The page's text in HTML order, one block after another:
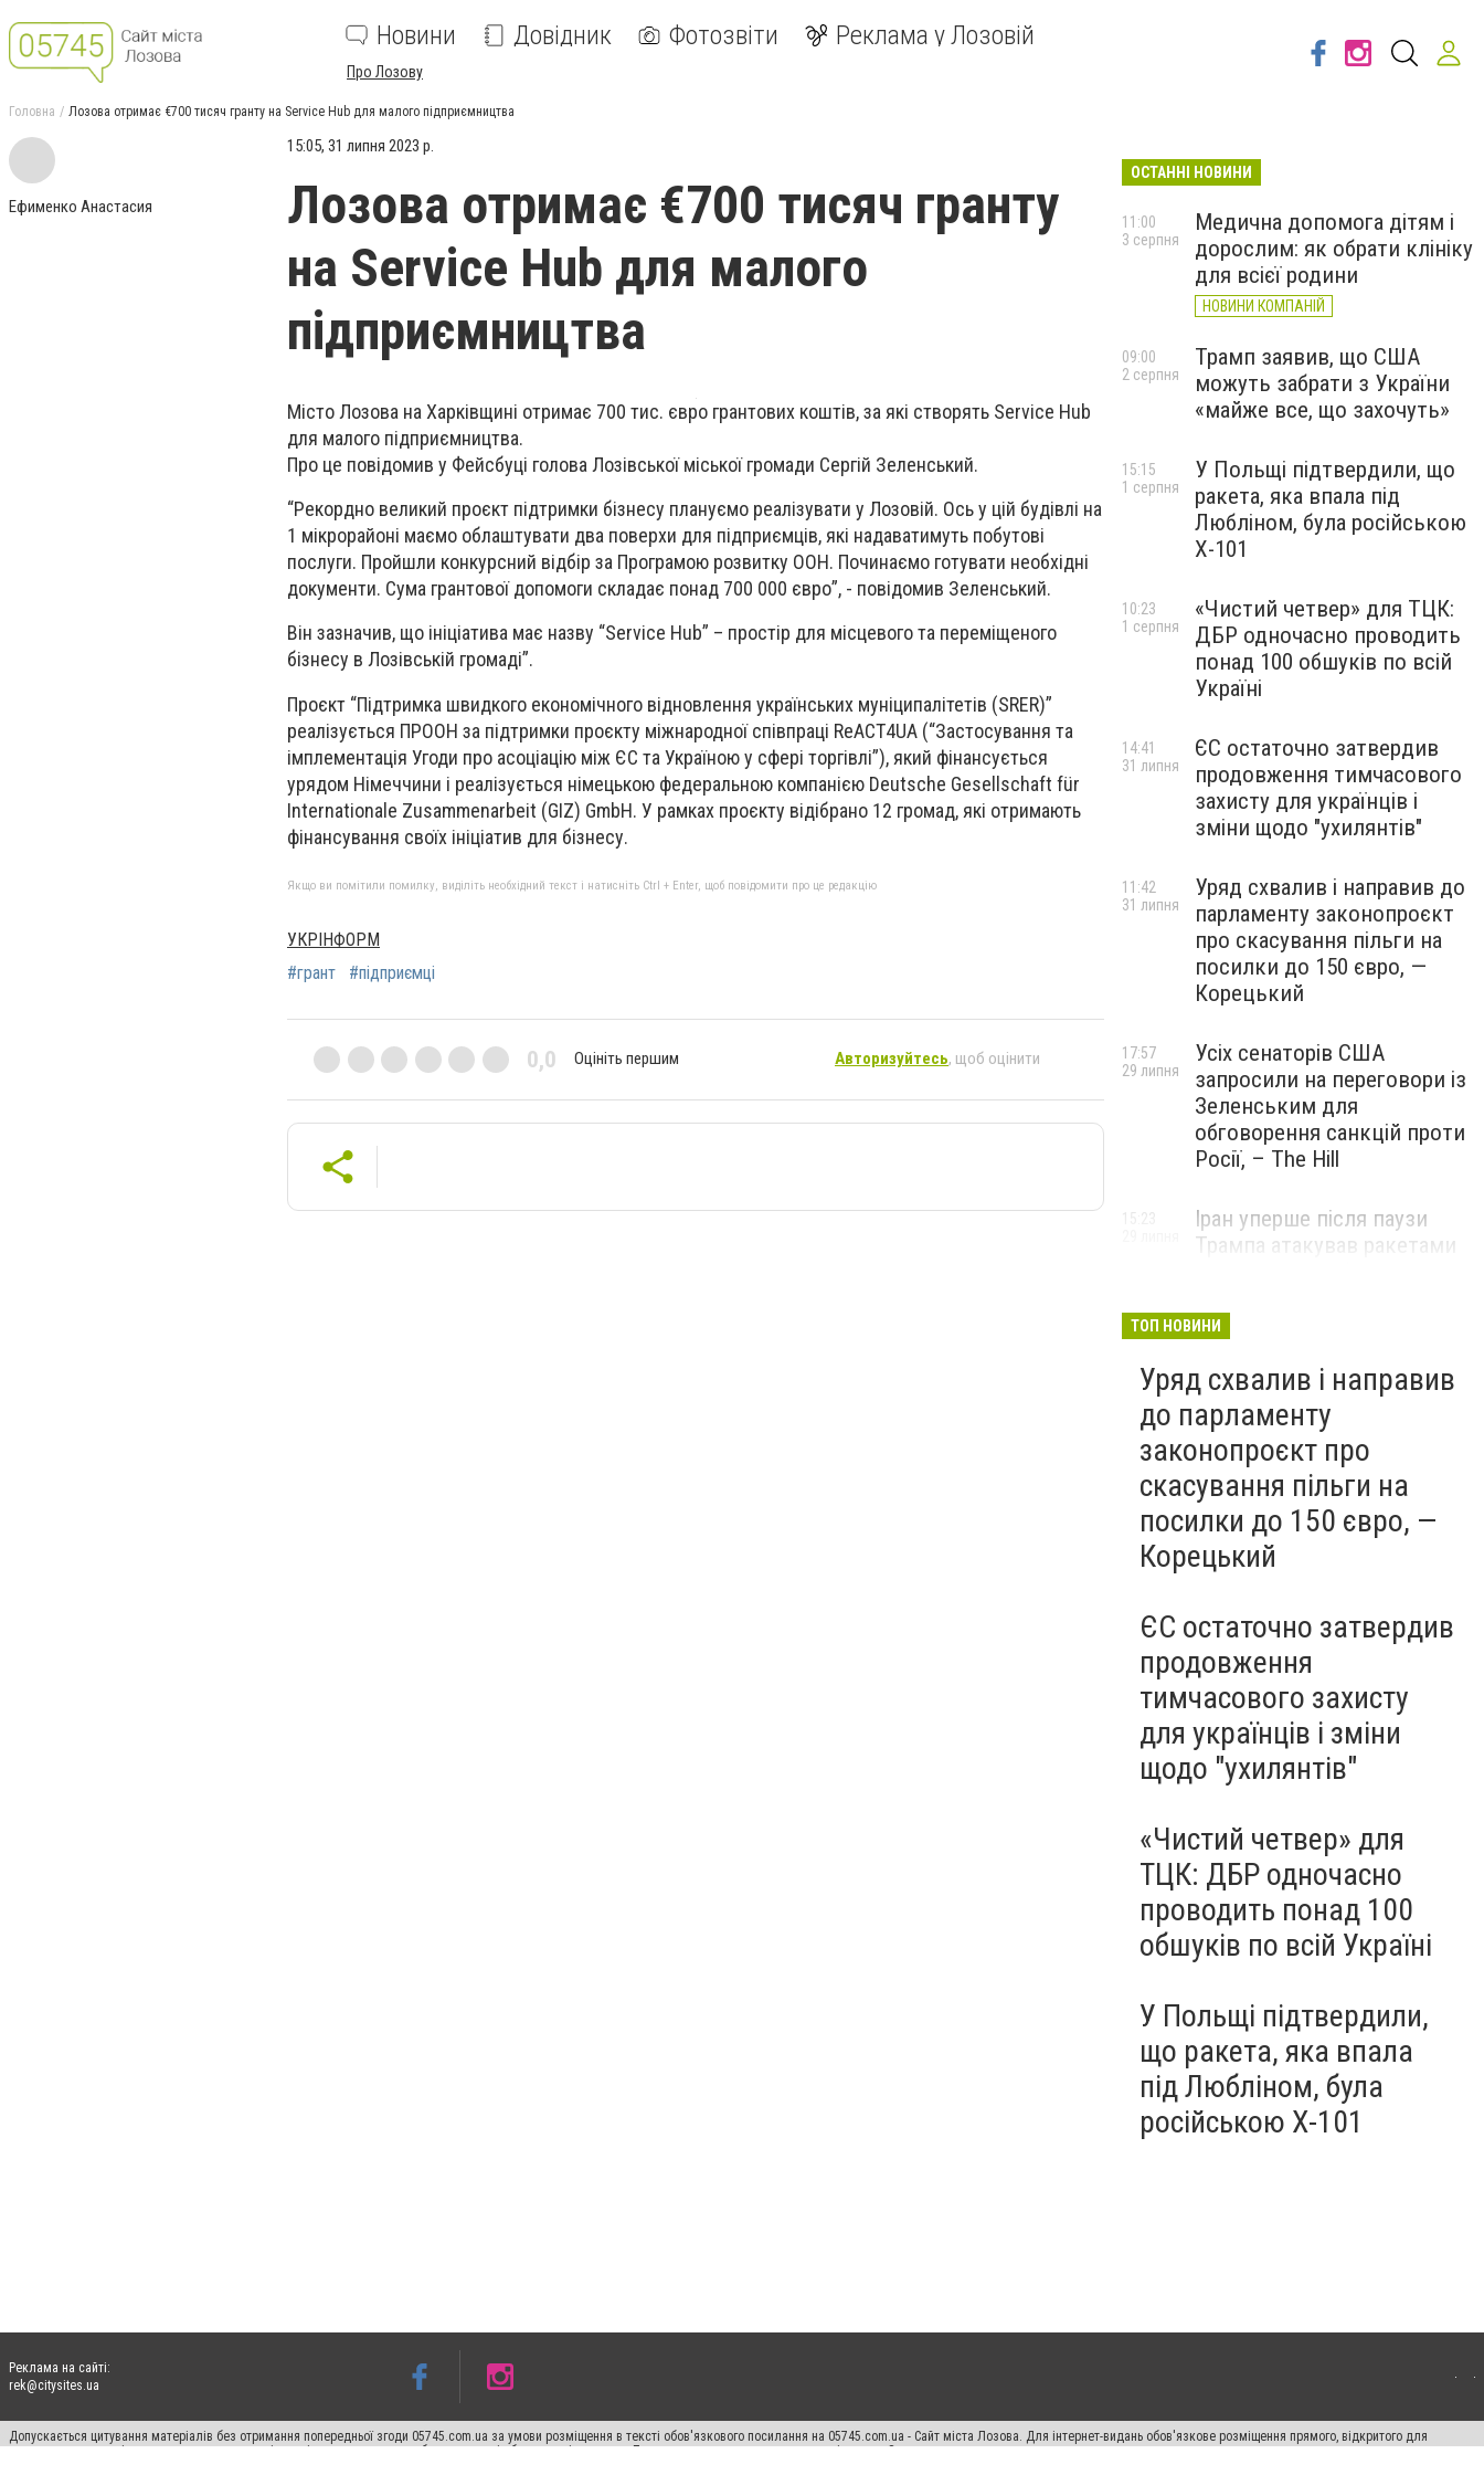
Новини Довідник Фотозвіти Реклама у Лозовій
Про Лозову
Головна Лозова отримає €700 тисяч гранту на Service Hub для малого підприємництва
Ефименко Анастасия
15:05, 31 липня 2023 р.
Лозова отримає €700 тисяч гранту
на Service Hub для малого
підприємництва
Місто Лозова на Харківщині отримає 700 тис. євро грантових коштів, за які створять Service Hub
для малого підприємництва.
Про це повідомив у Фейсбуці голова Лозівської міської громади Сергій Зеленський.
“Рекордно великий проєкт підтримки бізнесу плануємо реалізувати у Лозовій. Ось у цій будівлі на
1 мікрорайоні маємо облаштувати два поверхи для підприємців, які надаватимуть побутові
послуги. Пройшли конкурсний відбір за Програмою розвитку ООН. Починаємо готувати необхідні
документи. Сума грантової допомоги складає понад 700 000 євро”, - повідомив Зеленський.
Він зазначив, що ініціатива має назву “Service Hub” – простір для місцевого та переміщеного
бізнесу в Лозівській громаді”.
Проєкт “Підтримка швидкого економічного відновлення українських муніципалітетів (SRER)”
реалізується ПРООН за підтримки проєкту міжнародної співпраці ReACT4UA (“Застосування та
імплементація Угоди про асоціацію між ЄС та Україною у сфері торгівлі”), який фінансується
урядом Німеччини і реалізується німецькою федеральною компанією Deutsche Gesellschaft für
Internationale Zusammenarbeit (GIZ) GmbH. У рамках проєкту відібрано 12 громад, які отримають
фінансування своїх ініціатив для бізнесу.
Якщо ви помітили помилку, виділіть необхідний текст і натисніть Ctrl + Enter, щоб повідомити про це редакцію
УКРІНФОРМ
#грант
#підприємці
0,0 Оцініть першим Авторизуйтесь, щоб оцінити
ОСТАННІ НОВИНИ
Медична допомога дітям і
дорослим: як обрати клініку
для всієї родини
НОВИНИ КОМПАНІЙ
11:00
3 серпня
Трамп заявив, що США
можуть забрати з України
«майже все, що захочуть»
09:00
2 серпня
У Польщі підтвердили, що
ракета, яка впала під
Любліном, була російською
Х-101
15:15
1 серпня
«Чистий четвер» для ТЦК:
ДБР одночасно проводить
понад 100 обшуків по всій
Україні
10:23
1 серпня
ЄС остаточно затвердив
продовження тимчасового
захисту для українців і
зміни щодо "ухилянтів"
14:41
31 липня
Уряд схвалив і направив до
парламенту законопроєкт
про скасування пільги на
посилки до 150 євро, —
Корецький
11:42
31 липня
Усіх сенаторів США
запросили на переговори із
Зеленським для
обговорення санкцій проти
Росії, – The Hill
17:57
29 липня
Іран уперше після паузи
Трампа атакував ракетами
15:23
ТОП НОВИНИ
Уряд схвалив і направив
до парламенту
законопроєкт про
скасування пільги на
посилки до 150 євро, —
Корецький
ЄС остаточно затвердив
продовження
тимчасового захисту
для українців і зміни
щодо "ухилянтів"
«Чистий четвер» для
ТЦК: ДБР одночасно
проводить понад 100
обшуків по всій Україні
У Польщі підтвердили,
що ракета, яка впала
під Любліном, була
російською Х-101
Реклама на сайті:
rek@citysites.ua
Допускається цитування матеріалів без отримання попередньої згоди 05745.com.ua за умови розміщення в тексті обов'язкового посилання на 05745.com.ua - Сайт міста Лозова. Для інтернет-видань обов'язкове розміщення прямого, відкритого для
пошукових систем гіперпосилання на цитовані статті не нижче другого абзацу в тексті або в якості джерела. Порушення виняткових прав переслідується Законом.